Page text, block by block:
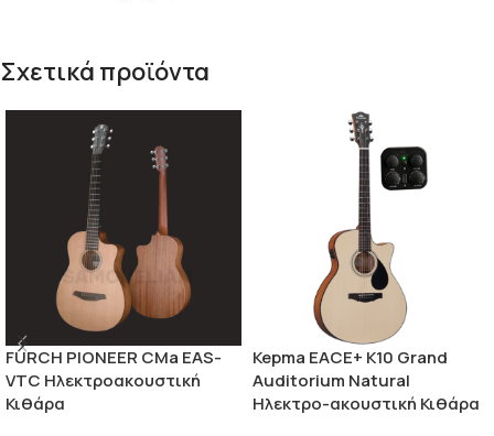
Σχετικά προϊόντα
FURCH PIONEER CMa EAS-
VTC Ηλεκτροακουστική
Κιθάρα
Kepma EACE+ K10 Grand
Auditorium Natural
Ηλεκτρο-ακουστική Κιθάρα